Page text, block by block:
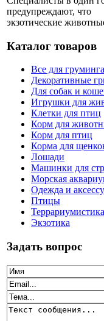
предупреждают, что
экзотические
Каталог товаров
Все для груминга
Декоративные
Для собак и
Игрушки для
Клетки для птиц
Корм для
Корм для птиц
Корма для
Лошади
Машинки для
Морская
Одежда и
Птицы
Террариумистика
Экзотика
Задать вопрос